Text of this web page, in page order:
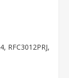
RFC3012PRJ,